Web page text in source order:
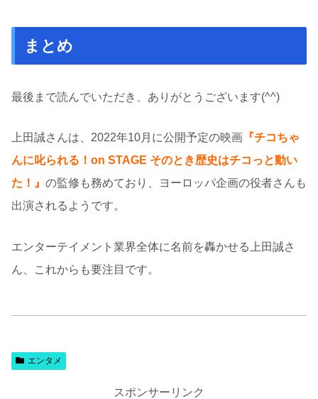
まとめ
最後まで読んでいただき、ありがとうございます(^^)
上田誠さんは、2022年10月に公開予定の映画 『チコちゃ
んに叱られる！on STAGE そのとき歴史はチコっと動い
た！』 の監修も務めており、ヨーロッパ企画の役者さんも
出演されるようです。
エンターテイメント業界全体に名前を轟かせる上田誠さ
ん、これからも要注目です。
エンタメ
スポンサーリンク